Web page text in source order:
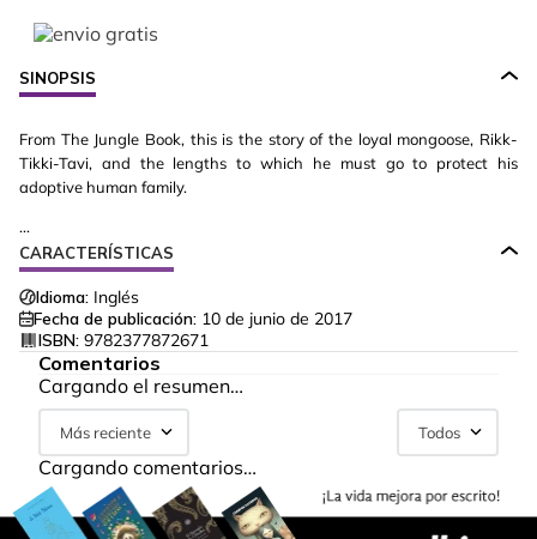
SINOPSIS
From The Jungle Book, this is the story of the loyal mongoose, Rikk-
Tikki-Tavi, and the lengths to which he must go to protect his
adoptive human family.
...
CARACTERÍSTICAS
Idioma: Inglés
Fecha de publicación: 10 de junio de 2017
ISBN: 9782377872671
Comentarios
Cargando el resumen…
Más reciente Todos
Cargando comentarios…